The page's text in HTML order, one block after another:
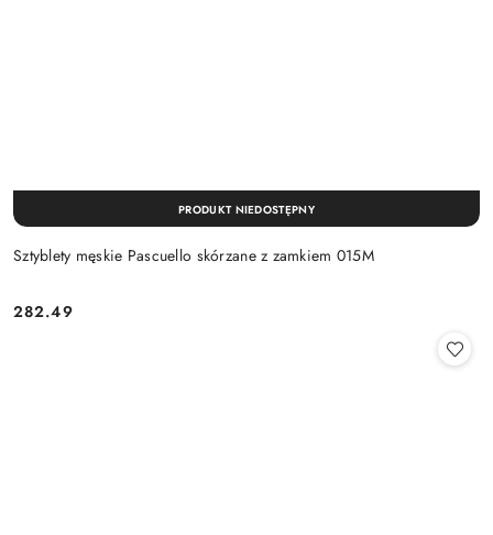
Sztyblety męskie Pascuello skórzane z zamkiem 015M
Cena:
282.49
PRODUKT NIEDOSTĘPNY